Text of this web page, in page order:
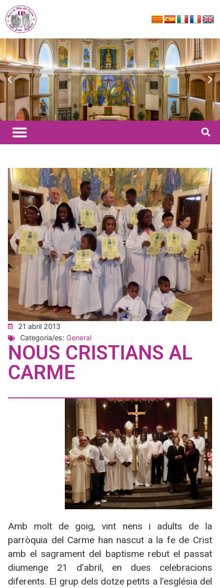
21 abril 2013
Categoria/es: General
NOUS CRISTIANS AL
CARME
Amb molt de goig, vint nens i adults de la
parròquia del Carme han nascut a la fe de Crist
amb el sagrament del baptisme rebut el passat
diumenge 21 d’abril, en dues celebracions
diferents. El grup dels dotze petits a l’església del